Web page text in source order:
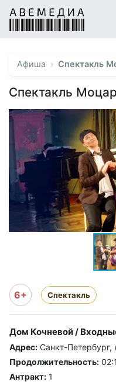
Афиша Спектакль
Спектакль
6+ Спектакль
Дом Кочневой /
Адрес: Санкт-Петербург,
Продолжительность:
Антракт: 1